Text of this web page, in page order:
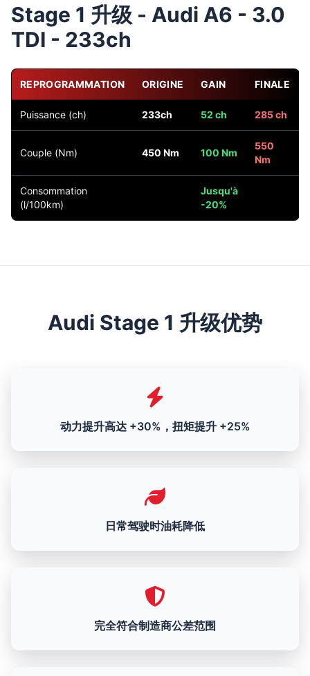
Stage 1 升级 - Audi A6 - 3.0
TDI - 233ch
REPROGRAMMATION ORIGINE GAIN FINALE
Puissance (ch) 233ch 52 ch 285 ch
Couple (Nm) 450 Nm 100 Nm
550
Nm
Consommation
(l/100km)
Jusqu'à
-20%
Audi Stage 1 升级优势
动力提升高达 +30%，扭矩提升 +25%
日常驾驶时油耗降低
完全符合制造商公差范围